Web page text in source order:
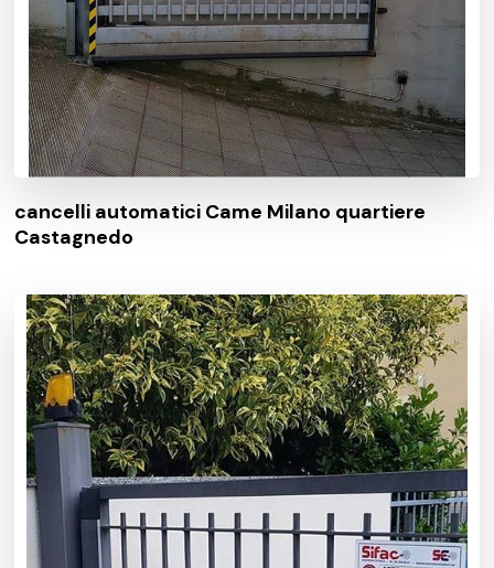
cancelli automatici Came Milano quartiere
Castagnedo